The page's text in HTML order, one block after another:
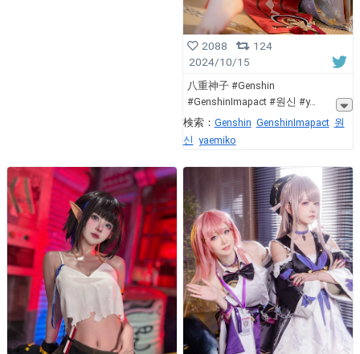
2088
124
2024/10/15
八重神子 #Genshin
#GenshinImapact #원신 #y
検索： Genshin GenshinImapact 원
신 yaemiko